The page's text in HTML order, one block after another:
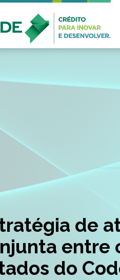
de
entre
do